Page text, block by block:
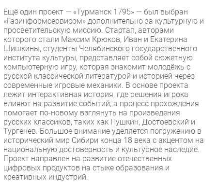
Ещё один проект — «Турманск 1795» — был выбран
«Газинформсервисом» дополнительно за культурную и
просветительскую миссию. Стартап, авторами
которого стали Максим Крюков, Иван и Екатерина
Шишкины, студенты Челябинского государственного
института культуры, представляет собой сюжетную
компьютерную игру, которая знакомит молодёжь с
русской классической литературой и историей через
современные игровые механики. В основе проекта
лежит интерактивная история, где решения игрока
влияют на развитие событий, а процесс прохождения
помогает по-новому взглянуть на произведения
русских классиков, таких как Пушкин, Достоевский и
Тургенев. Большое внимание уделяется погружению в
исторический мир Сибири конца 18 века с акцентом на
национальную достоверность и культурное наследие.
Проект направлен на развитие отечественных
цифровых продуктов на стыке образования и
креативных индустрий.